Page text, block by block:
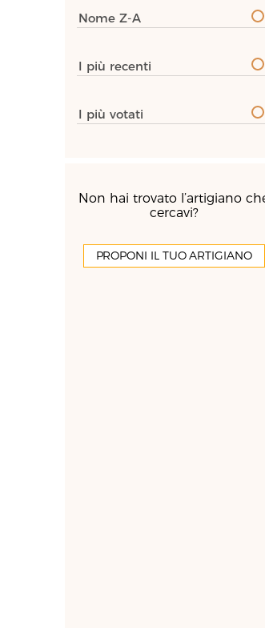
Nome Z-A
I più recenti
I più votati
Non hai trovato l’artigiano
cercavi?
PROPONI IL TUO ARTIGIANO